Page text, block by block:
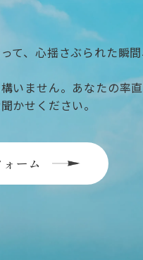
て、心揺さぶられた瞬
いません。あなたの率
かせください。
ーム